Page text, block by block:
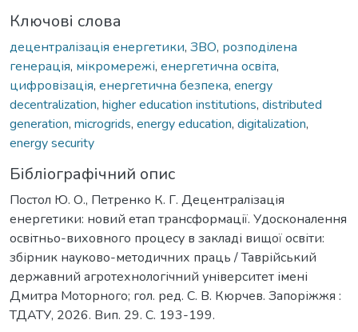
Ключові слова
децентралізація енергетики, ЗВО, розподілена
генерація, мікромережі, енергетична освіта,
цифровізація, енергетична безпека, energy
decentralization, higher education institutions, distributed
generation, microgrids, energy education, digitalization,
energy security
Бібліографічний опис
Постол Ю. О., Петренко К. Г. Децентралізація
енергетики: новий етап трансформації. Удосконалення
освітньо-виховного процесу в закладі вищої освіти:
збірник науково-методичних праць / Таврійський
державний агротехнологічний університет імені
Дмитра Моторного; гол. ред. С. В. Кюрчев. Запоріжжя :
ТДАТУ, 2026. Вип. 29. С. 193-199.